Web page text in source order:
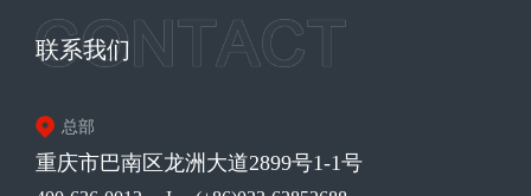
联系我们
总部
重庆市巴南区龙洲大道2899号1-1号